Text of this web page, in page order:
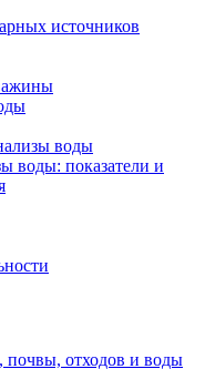
источников
воды
воды: показатели и
почвы, отходов и воды